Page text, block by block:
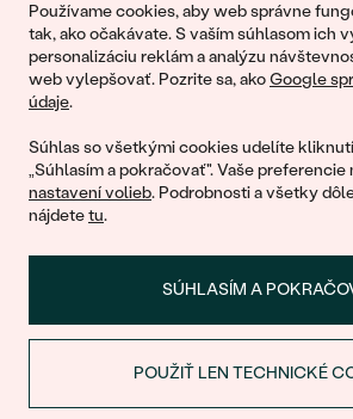
Používame cookies, aby web správne
tak, ako očakávate. S vaším súhlasom ich
personalizáciu reklám a analýzu
web vylepšovať. Pozrite sa, akoGoogle
údaje.
Súhlas so všetkými cookies udelíte
„Súhlasím a pokračovať". Vaše
nastavení volieb. Podrobnosti a všetky
nájdetetu.
SÚHLASÍM A
POUŽIŤ LEN TECHNICKÉ
© 2011 - 2026, Eppi.sk
ZĽAVA NA PRVÝ